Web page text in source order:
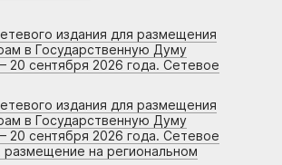
издания для размещения
в Государственную Думу
20 сентября 2026 года. Сетевое
издания для размещения
в Государственную Думу
20 сентября 2026 года. Сетевое
на региональном